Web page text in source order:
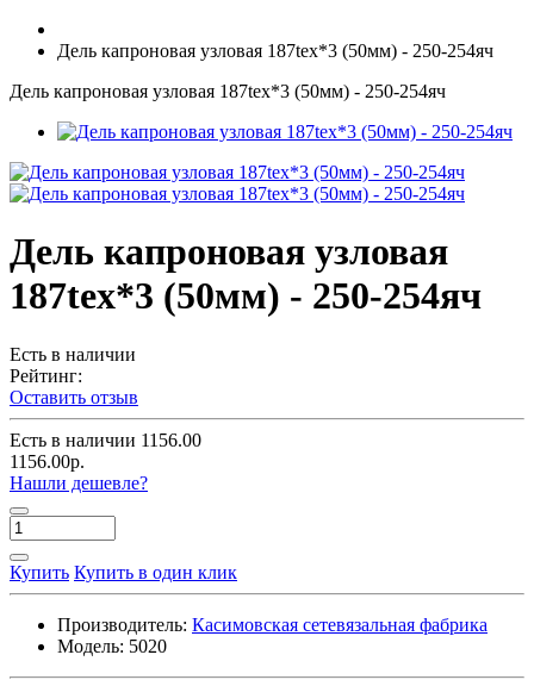
Дель капроновая узловая 187tex*3 (50мм) - 250-254яч
Дель капроновая узловая 187tex*3 (50мм) - 250-254яч
Дель капроновая узловая
187tex*3 (50мм) - 250-254яч
Есть в наличии
Рейтинг:
Оставить отзыв
Есть в наличии 1156.00
1156.00р.
Нашли дешевле?
Купить Купить в один клик
Производитель: Касимовская сетевязальная фабрика
Модель: 5020